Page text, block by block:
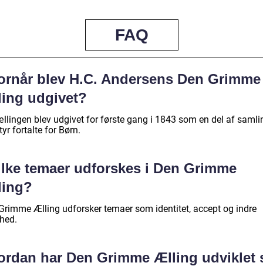
FAQ
blev H.C. Andersens Den Grimme
udgivet?
blev udgivet for første gang i 1843 som en del af
fortalte for Børn.
temaer udforskes i Den Grimme
Ælling udforsker temaer som identitet, accept og indre
har Den Grimme Ælling udviklet